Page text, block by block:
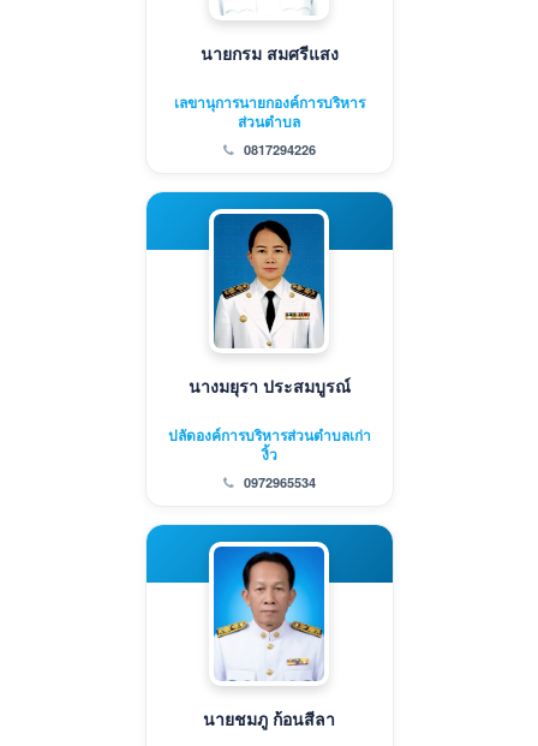
นายกรม สมศรีแสง
เลขานุการนายกองค์การบริหาร
ส่วนตำบล
0817294226
นางมยุรา ประสมบูรณ์
ปลัดองค์การบริหารส่วนตำบลเก่า
งิ้ว
0972965534
นายชมภู ก้อนสีลา